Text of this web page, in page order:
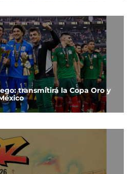
transmitirá la Copa Oro y